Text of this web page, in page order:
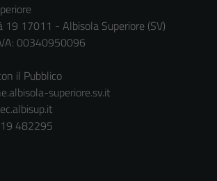
19 17011 - Albisola Superiore (SV)
00340950096
il Pubblico
superiore.sv.it
482295